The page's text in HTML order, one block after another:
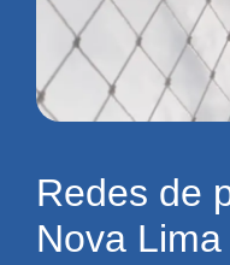
Redes de
Nova Lima